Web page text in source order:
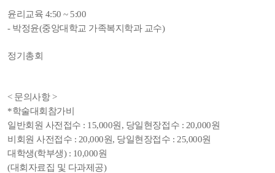
윤리교육 4:50 ~ 5:00
- 박정윤(중앙대학교 가족복지학과 교수)
정기총회
< 문의사항 >
*학술대회참가비
일반회원 사전접수 : 15,000원, 당일현장접수 : 20,000원
비회원 사전접수 : 20,000원, 당일현장접수 : 25,000원
대학생(학부생) : 10,000원
(대회자료집 및 다과제공)